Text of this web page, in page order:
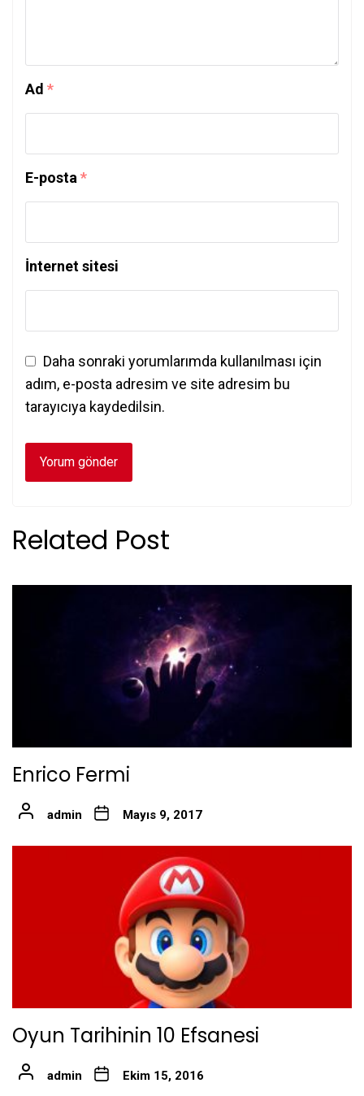
Ad *
E-posta *
İnternet sitesi
Daha sonraki yorumlarımda kullanılması için
adım, e-posta adresim ve site adresim bu
tarayıcıya kaydedilsin.
Related Post
Enrico Fermi
admin Mayıs 9, 2017
Oyun Tarihinin 10 Efsanesi
admin Ekim 15, 2016